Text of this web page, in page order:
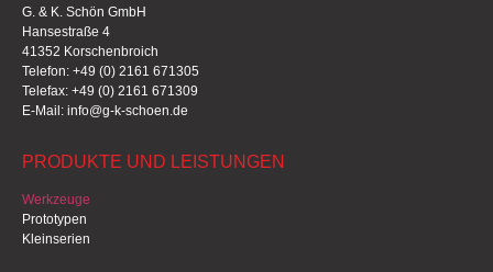
G. & K. Schön GmbH
Hansestraße 4
41352 Korschenbroich
Telefon: +49 (0) 2161 671305
Telefax: +49 (0) 2161 671309
E-Mail: info@g-k-schoen.de
PRODUKTE UND LEISTUNGEN
Werkzeuge
Prototypen
Kleinserien